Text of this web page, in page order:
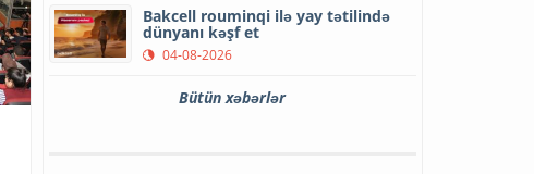
Bakcell rouminqi ilə yay tətilində
dünyanı kəşf et
04-08-2026
Bütün xəbərlər